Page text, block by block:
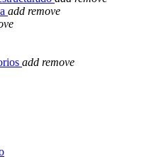
add remove
add remove